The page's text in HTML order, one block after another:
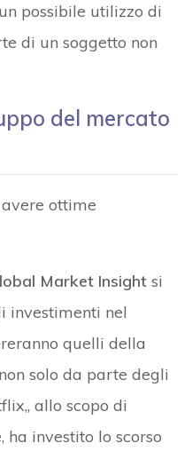
possibile utilizzo di
di un soggetto non
del mercato
ottime
Market Insightsi
investimenti nel
quelli della
solo da parte degli
allo scopo di
investito lo scorso